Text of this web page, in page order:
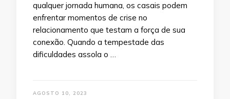
qualquer jornada humana, os casais podem
enfrentar momentos de crise no
relacionamento que testam a força de sua
conexão. Quando a tempestade das
dificuldades assola o …
AGOSTO 10, 2023